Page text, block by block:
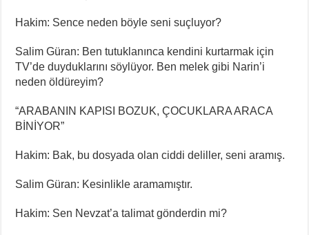
Hakim: Sence neden böyle seni suçluyor?
Salim Güran: Ben tutuklanınca kendini kurtarmak için
TV’de duyduklarını söylüyor. Ben melek gibi Narin’i
neden öldüreyim?
“ARABANIN KAPISI BOZUK, ÇOCUKLARA ARACA
BİNİYOR”
Hakim: Bak, bu dosyada olan ciddi deliller, seni aramış.
Salim Güran: Kesinlikle aramamıştır.
Hakim: Sen Nevzat’a talimat gönderdin mi?